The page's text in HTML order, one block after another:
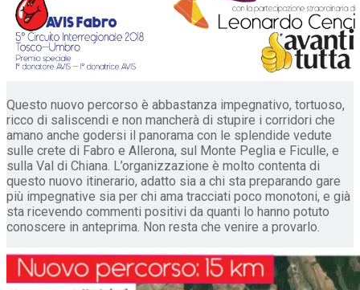
Questo nuovo percorso è abbastanza impegnativo, tortuoso,
ricco di saliscendi e non mancherà di stupire i corridori che
amano anche godersi il panorama con le splendide vedute
sulle crete di Fabro e Allerona, sul Monte Peglia e Ficulle, e
sulla Val di Chiana. L’organizzazione è molto contenta di
questo nuovo itinerario, adatto sia a chi sta preparando gare
più impegnative sia per chi ama tracciati poco monotoni, e già
sta ricevendo commenti positivi da quanti lo hanno potuto
conoscere in anteprima. Non resta che venire a provarlo.